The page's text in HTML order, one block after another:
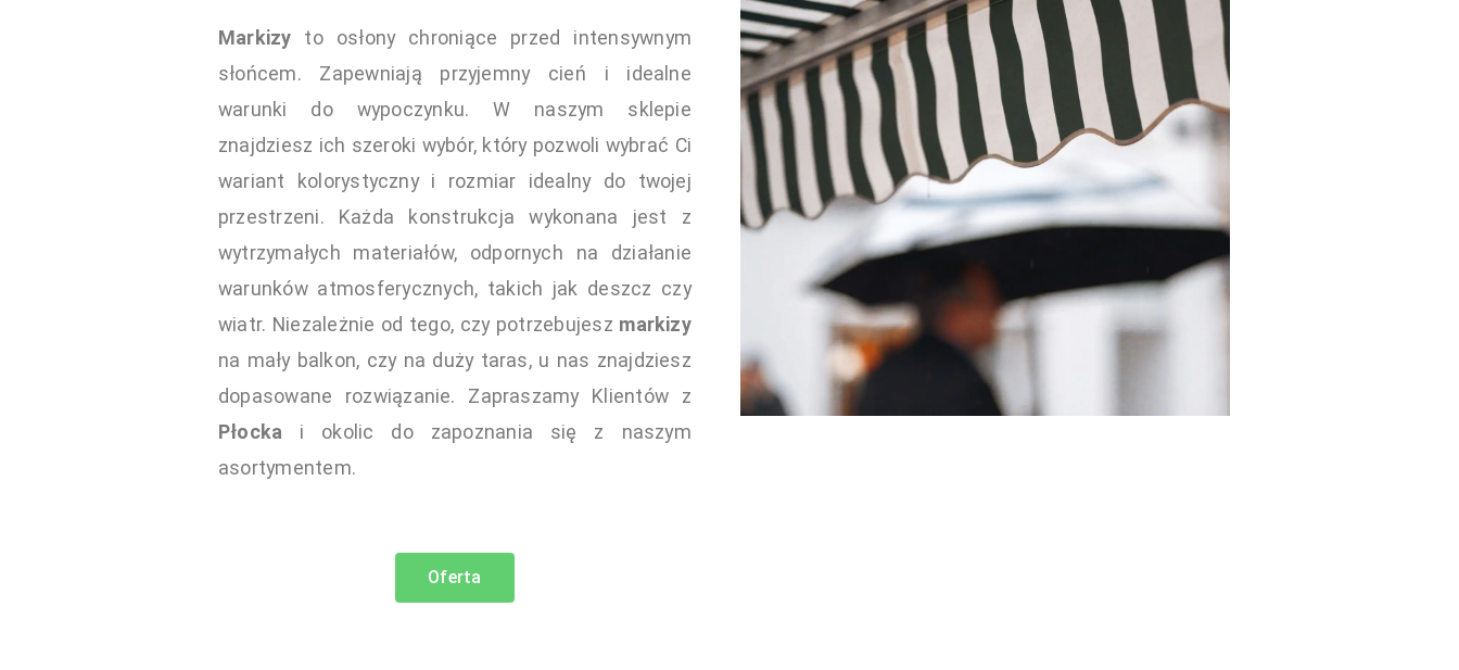
Markizy to osłony chroniące przed intensywnym
słońcem. Zapewniają przyjemny cień i idealne
warunki do wypoczynku. W naszym sklepie
znajdziesz ich szeroki wybór, który pozwoli wybrać Ci
wariant kolorystyczny i rozmiar idealny do twojej
przestrzeni. Każda konstrukcja wykonana jest z
wytrzymałych materiałów, odpornych na działanie
warunków atmosferycznych, takich jak deszcz czy
wiatr. Niezależnie od tego, czy potrzebujesz markizy
na mały balkon, czy na duży taras, u nas znajdziesz
dopasowane rozwiązanie. Zapraszamy Klientów z
Płocka i okolic do zapoznania się z naszym
asortymentem.
Oferta